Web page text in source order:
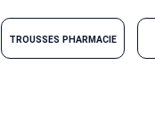
TROUSSES PHARMACIE